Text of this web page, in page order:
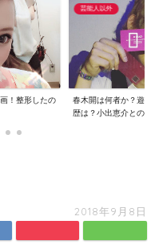
！整形したの
芸能人以外
春木開は何者か？遊び
歴は？小出恵介との...
2018年9月8日